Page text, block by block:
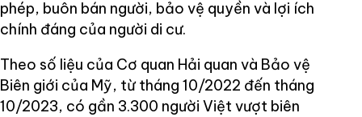
phép, buôn bán người, bảo vệ quyền và lợi ích
chính đáng của người di cư.
Theo số liệu của Cơ quan Hải quan và Bảo vệ
Biên giới của Mỹ, từ tháng 10/2022 đến tháng
10/2023, có gần 3.300 người Việt vượt biên